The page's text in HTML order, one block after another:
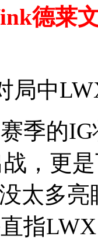
德莱
局中
季的
战，更
太多
指